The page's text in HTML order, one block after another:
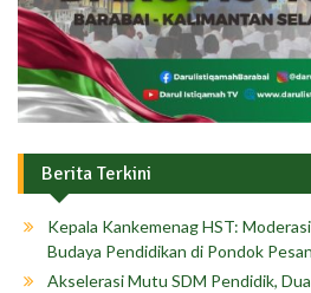
Berita Terkini
Kepala Kankemenag HST:
Budaya Pendidikan di Pondok
Akselerasi Mutu SDM Pendidik,